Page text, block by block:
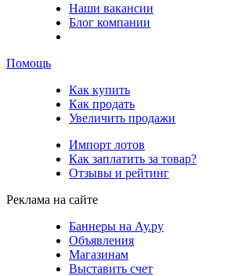
Наши вакансии
Блог компании
Помощь
Как купить
Как продать
Увеличить продажи
Импорт лотов
Как заплатить за товар?
Отзывы и рейтинг
Реклама на сайте
Баннеры на Ау.ру
Объявления
Магазинам
Выставить счет